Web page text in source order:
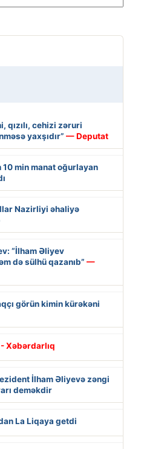
qızılı, cehizi zəruri
yaxşıdır” — Deputat
min manat oğurlayan
Nazirliyi əhaliyə
“İlham Əliyev
də sülhü qazanıb” —
görün kimin kürəkəni
- Xəbərdarlıq
İlham Əliyevə zəngi
deməkdir
La Liqaya getdi